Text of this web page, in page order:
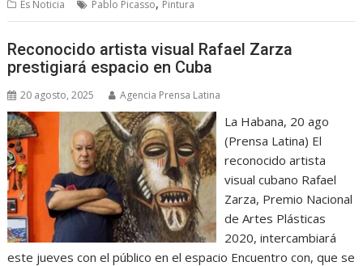
Es Noticia Pablo Picasso, Pintura
Reconocido artista visual Rafael Zarza
prestigiará espacio en Cuba
20 agosto, 2025 Agencia Prensa Latina
La Habana, 20 ago
(Prensa Latina) El
reconocido artista
visual cubano Rafael
Zarza, Premio Nacional
de Artes Plásticas
2020, intercambiará
este jueves con el público en el espacio Encuentro con, que se